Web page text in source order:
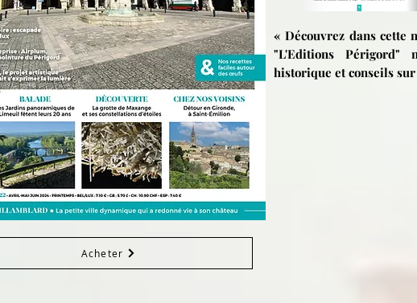
« Découvrez dans cette
"L'Editions
historique et conseils
Acheter